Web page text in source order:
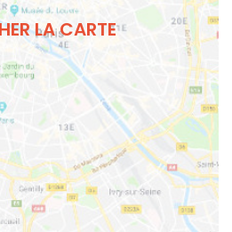
LA CARTE